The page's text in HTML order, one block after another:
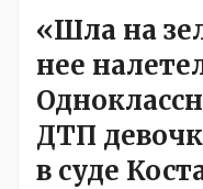
«Шла на
нее
ДТП
в суде